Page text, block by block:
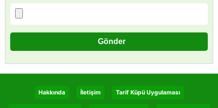
Hakkında İletişim Tarif Küpü Uygulaması